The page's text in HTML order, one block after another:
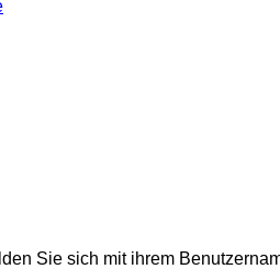
Sie sich mit ihrem